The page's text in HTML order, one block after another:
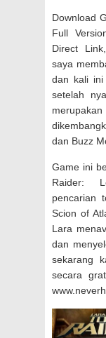
Download
Full
Direct
saya
dan kali ini
setelah
dan Buzz
Game ini
Raider:
pencarian
Scion of
Lara
dan
sekarang
secara